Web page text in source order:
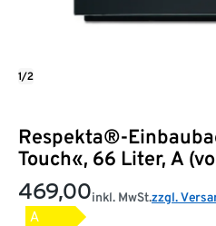
Respekta®-
Touch«, 66 Liter, A
469,00inkl. MwSt.zzgl.
A
1/2